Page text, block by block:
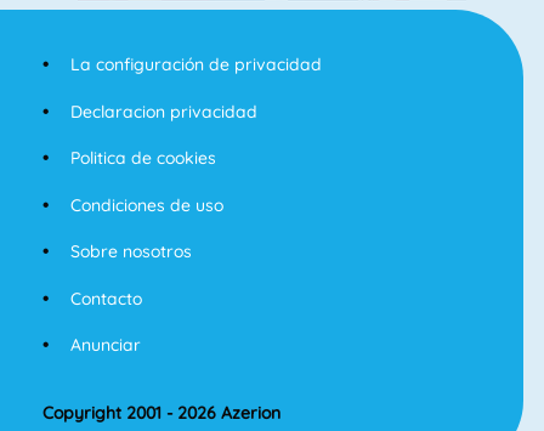
La configuración de privacidad
Declaracion privacidad
Politica de cookies
Condiciones de uso
Sobre nosotros
Contacto
Anunciar
Copyright 2001 - 2026 Azerion